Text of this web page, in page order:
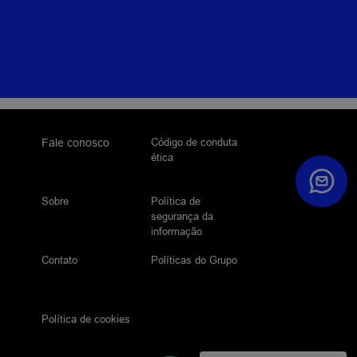
Fale conosco
Sobre
Contato
Política de cookies
Código de conduta
ética
Política de
segurança da
informação
Políticas do Grupo